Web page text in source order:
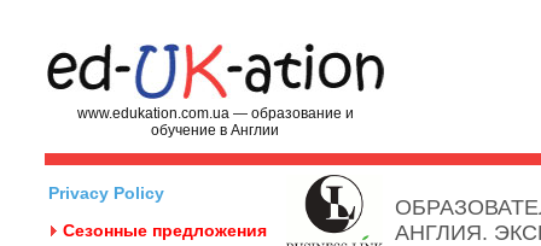
www.edukation.com.ua — образование и
обучение в Англии
Privacy Policy
Сезонные предложения
АНГЛИЯ.